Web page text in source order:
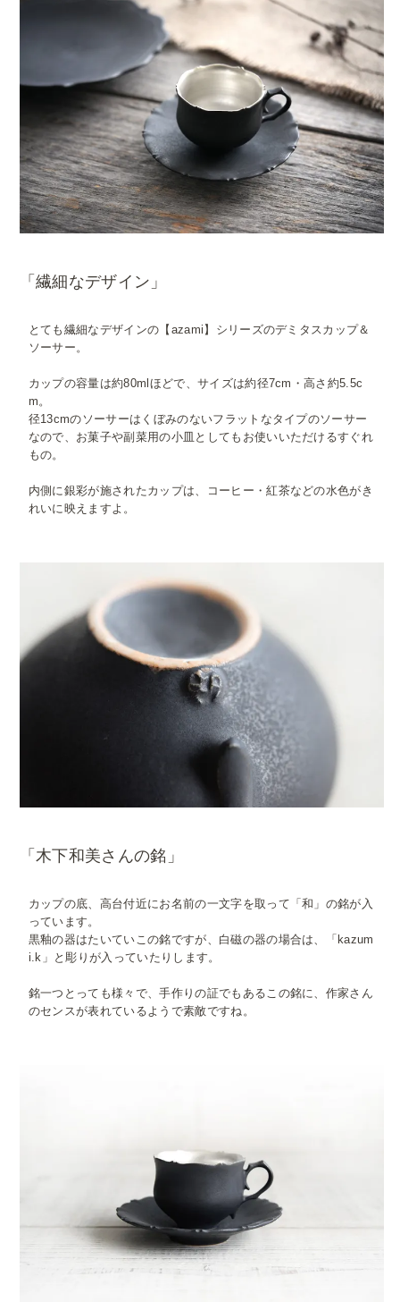
「繊細なデザイン」
とても繊細なデザインの【azami】シリーズのデミタスカップ＆
ソーサー。
カップの容量は約80mlほどで、サイズは約径7cm・高さ約5.5c
m。
径13cmのソーサーはくぼみのないフラットなタイプのソーサー
なので、お菓子や副菜用の小皿としてもお使いいただけるすぐれ
もの。
内側に銀彩が施されたカップは、コーヒー・紅茶などの水色がき
れいに映えますよ。
「木下和美さんの銘」
カップの底、高台付近にお名前の一文字を取って「和」の銘が入
っています。
黒釉の器はたいていこの銘ですが、白磁の器の場合は、「kazum
i.k」と彫りが入っていたりします。
銘一つとっても様々で、手作りの証でもあるこの銘に、作家さん
のセンスが表れているようで素敵ですね。